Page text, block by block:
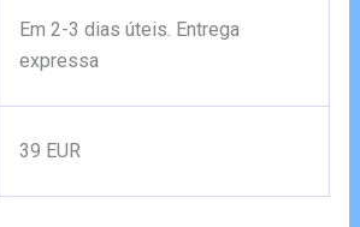
Em 2-3 dias úteis. Entrega
expressa
39 EUR